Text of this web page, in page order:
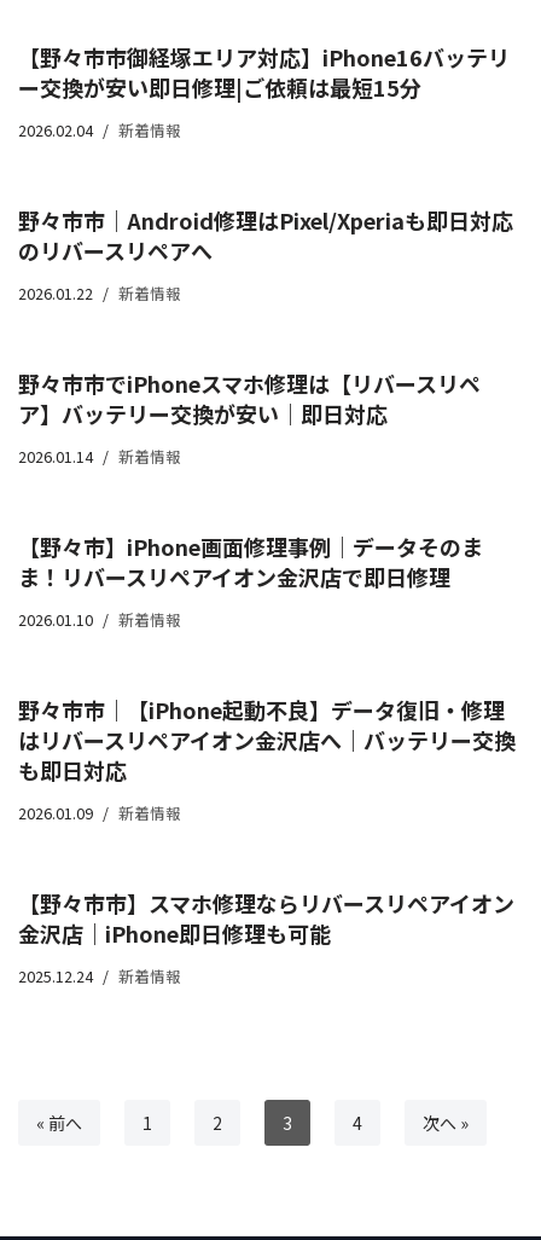
【野々市市御経塚エリア対応】iPhone16バッテリ
ー交換が安い即日修理|ご依頼は最短15分
2026.02.04 新着情報
野々市市｜Android修理はPixel/Xperiaも即日対応
のリバースリペアへ
2026.01.22 新着情報
野々市市でiPhoneスマホ修理は【リバースリペ
ア】バッテリー交換が安い｜即日対応
2026.01.14 新着情報
【野々市】iPhone画面修理事例｜データそのま
ま！リバースリペアイオン金沢店で即日修理
2026.01.10 新着情報
野々市市｜【iPhone起動不良】データ復旧・修理
はリバースリペアイオン金沢店へ｜バッテリー交換
も即日対応
2026.01.09 新着情報
【野々市市】スマホ修理ならリバースリペアイオン
金沢店｜iPhone即日修理も可能
2025.12.24 新着情報
« 前へ 1 2 3 4 次へ »